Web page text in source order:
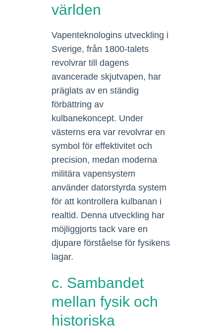
världen
Vapenteknologins utveckling i
Sverige, från 1800-talets
revolvrar till dagens
avancerade skjutvapen, har
präglats av en ständig
förbättring av
kulbanekoncept. Under
västerns era var revolvrar en
symbol för effektivitet och
precision, medan moderna
militära vapensystem
använder datorstyrda system
för att kontrollera kulbanan i
realtid. Denna utveckling har
möjliggjorts tack vare en
djupare förståelse för fysikens
lagar.
c. Sambandet
mellan fysik och
historiska